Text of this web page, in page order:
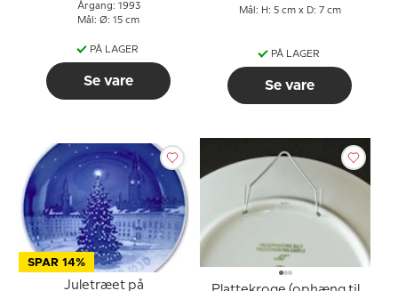
Årgang: 1993
Mål: Ø: 15 cm
PÅ LAGER
Se vare
Mål: H: 5 cm x D: 7 cm
PÅ LAGER
Se vare
SPAR 14%
Juletræet på